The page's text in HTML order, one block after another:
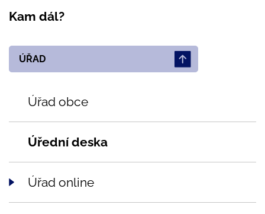
Kam dál?
ÚŘAD
Úřad obce
Úřední deska
Úřad online